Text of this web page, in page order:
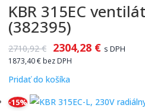
KBR 315EC
(382395)
2710,92€ 2304,28 € s DPH
1873,40€ bez DPH
Pridať do košíka
-15%